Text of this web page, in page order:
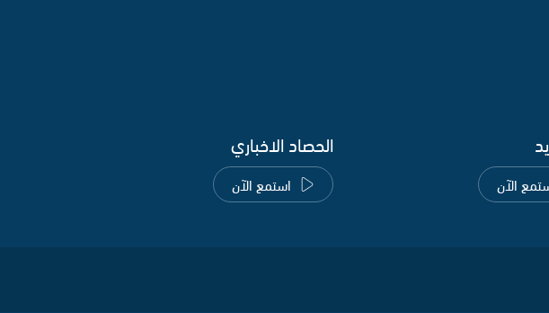
الآن
الحصاد الاخباري
استمع الآن